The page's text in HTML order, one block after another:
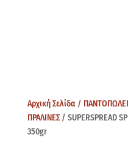
Αρχική Σελίδα /
ΠΡΑΛΙΝΕΣ/ SUPERSPREAD
350gr